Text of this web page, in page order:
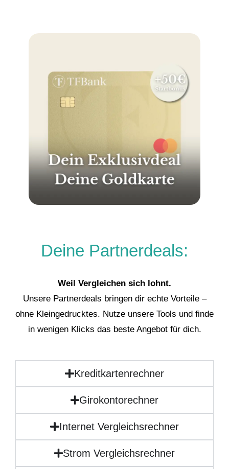
Deine Partnerdeals:
Weil Vergleichen sich lohnt.
Unsere Partnerdeals bringen dir echte Vorteile –
ohne Kleingedrucktes. Nutze unsere Tools und finde
in wenigen Klicks das beste Angebot für dich.
Kreditkartenrechner
Girokontorechner
Internet Vergleichsrechner
Strom Vergleichsrechner